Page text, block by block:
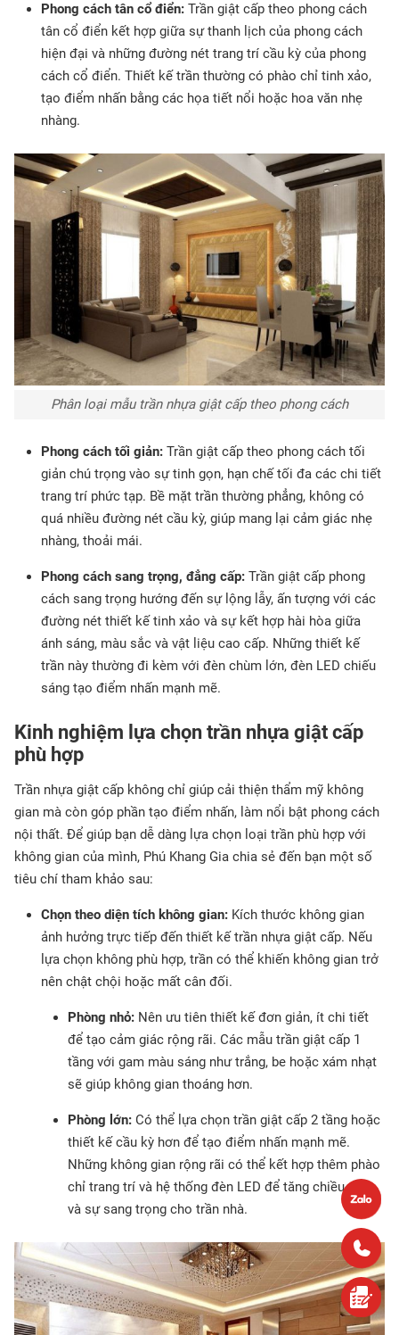
Phong cách tân cổ điển: Trần giật cấp theo phong cách
tân cổ điển kết hợp giữa sự thanh lịch của phong cách
hiện đại và những đường nét trang trí cầu kỳ của phong
cách cổ điển. Thiết kế trần thường có phào chỉ tinh xảo,
tạo điểm nhấn bằng các họa tiết nổi hoặc hoa văn nhẹ
nhàng.
Phân loại mẫu trần nhựa giật cấp theo phong cách
Phong cách tối giản: Trần giật cấp theo phong cách tối
giản chú trọng vào sự tinh gọn, hạn chế tối đa các chi tiết
trang trí phức tạp. Bề mặt trần thường phẳng, không có
quá nhiều đường nét cầu kỳ, giúp mang lại cảm giác nhẹ
nhàng, thoải mái.
Phong cách sang trọng, đẳng cấp: Trần giật cấp phong
cách sang trọng hướng đến sự lộng lẫy, ấn tượng với các
đường nét thiết kế tinh xảo và sự kết hợp hài hòa giữa
ánh sáng, màu sắc và vật liệu cao cấp. Những thiết kế
trần này thường đi kèm với đèn chùm lớn, đèn LED chiếu
sáng tạo điểm nhấn mạnh mẽ.
Kinh nghiệm lựa chọn trần nhựa giật cấp
phù hợp
Trần nhựa giật cấp không chỉ giúp cải thiện thẩm mỹ không
gian mà còn góp phần tạo điểm nhấn, làm nổi bật phong cách
nội thất. Để giúp bạn dễ dàng lựa chọn loại trần phù hợp với
không gian của mình, Phú Khang Gia chia sẻ đến bạn một số
tiêu chí tham khảo sau:
Chọn theo diện tích không gian: Kích thước không gian
ảnh hưởng trực tiếp đến thiết kế trần nhựa giật cấp. Nếu
lựa chọn không phù hợp, trần có thể khiến không gian trở
nên chật chội hoặc mất cân đối.
Phòng nhỏ: Nên ưu tiên thiết kế đơn giản, ít chi tiết
để tạo cảm giác rộng rãi. Các mẫu trần giật cấp 1
tầng với gam màu sáng như trắng, be hoặc xám nhạt
sẽ giúp không gian thoáng hơn.
Phòng lớn: Có thể lựa chọn trần giật cấp 2 tầng hoặc
thiết kế cầu kỳ hơn để tạo điểm nhấn mạnh mẽ.
Những không gian rộng rãi có thể kết hợp thêm phào
chỉ trang trí và hệ thống đèn LED để tăng chiều sâu
và sự sang trọng cho trần nhà.